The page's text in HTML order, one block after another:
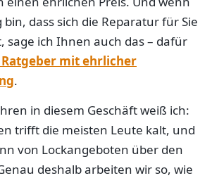
dass sich die Reparatur für Sie
sage ich Ihnen auch das – dafür
mit ehrlicher
.
in diesem Geschäft weiß ich:
trifft die meisten Leute kalt, und
von Lockangeboten über den
deshalb arbeiten wir so, wie